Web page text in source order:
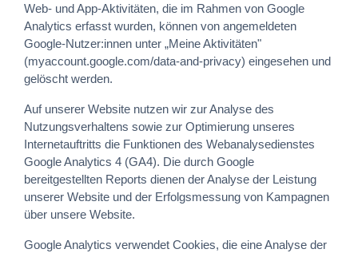
Web- und App-Aktivitäten, die im Rahmen von Google
Analytics erfasst wurden, können von angemeldeten
Google-Nutzer:innen unter „Meine Aktivitäten"
(myaccount.google.com/data-and-privacy) eingesehen und
gelöscht werden.
Auf unserer Website nutzen wir zur Analyse des
Nutzungsverhaltens sowie zur Optimierung unseres
Internetauftritts die Funktionen des Webanalysedienstes
Google Analytics 4 (GA4). Die durch Google
bereitgestellten Reports dienen der Analyse der Leistung
unserer Website und der Erfolgsmessung von Kampagnen
über unsere Website.
Google Analytics verwendet Cookies, die eine Analyse der